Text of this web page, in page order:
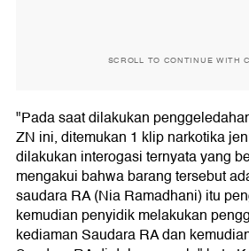
SCROLL TO CONTINUE WITH
"Pada saat dilakukan
ZN ini, ditemukan 1 klip narkotika
dilakukan interogasi ternyata yang
mengakui bahwa barang tersebut
saudara RA (Nia Ramadhani) itu
kemudian penyidik melakukan
kediaman Saudara RA dan